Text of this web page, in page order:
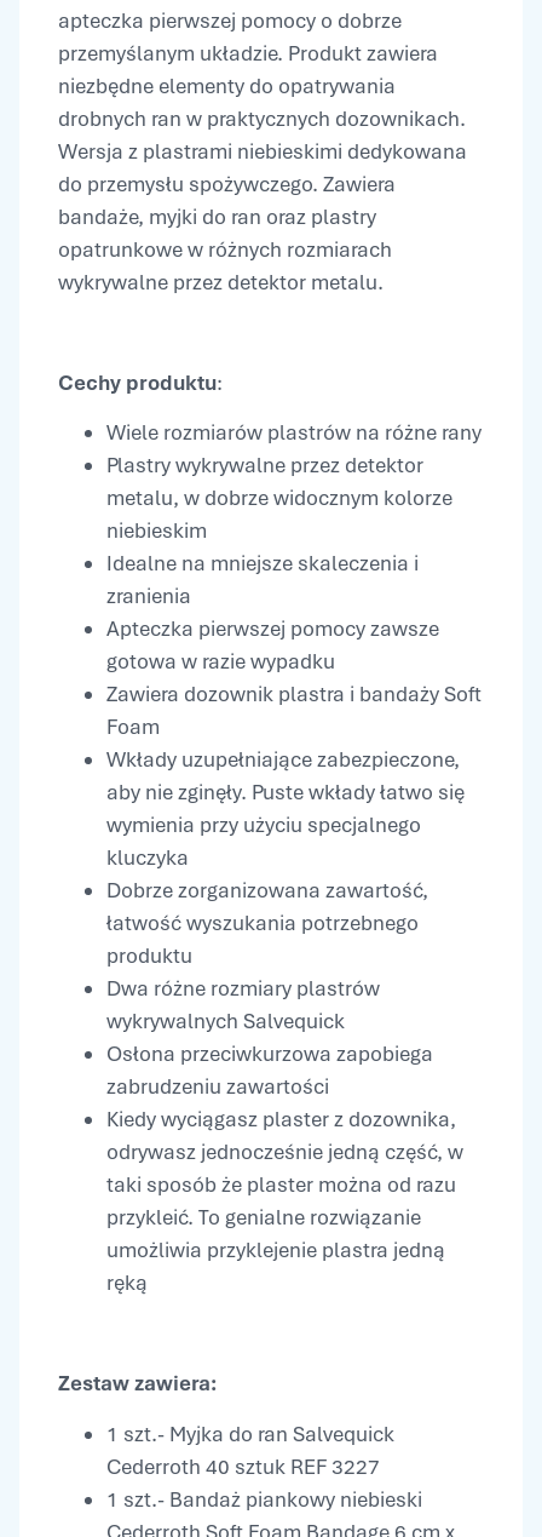
apteczka pierwszej pomocy o dobrze
przemyślanym układzie. Produkt zawiera
niezbędne elementy do opatrywania
drobnych ran w praktycznych dozownikach.
Wersja z plastrami niebieskimi dedykowana
do przemysłu spożywczego. Zawiera
bandaże, myjki do ran oraz plastry
opatrunkowe w różnych rozmiarach
wykrywalne przez detektor metalu.
Cechy produktu:
Wiele rozmiarów plastrów na różne rany
Plastry wykrywalne przez detektor
metalu, w dobrze widocznym kolorze
niebieskim
Idealne na mniejsze skaleczenia i
zranienia
Apteczka pierwszej pomocy zawsze
gotowa w razie wypadku
Zawiera dozownik plastra i bandaży Soft
Foam
Wkłady uzupełniające zabezpieczone,
aby nie zginęły. Puste wkłady łatwo się
wymienia przy użyciu specjalnego
kluczyka
Dobrze zorganizowana zawartość,
łatwość wyszukania potrzebnego
produktu
Dwa różne rozmiary plastrów
wykrywalnych Salvequick
Osłona przeciwkurzowa zapobiega
zabrudzeniu zawartości
Kiedy wyciągasz plaster z dozownika,
odrywasz jednocześnie jedną część, w
taki sposób że plaster można od razu
przykleić. To genialne rozwiązanie
umożliwia przyklejenie plastra jedną
ręką
Zestaw zawiera:
1 szt.- Myjka do ran Salvequick
Cederroth 40 sztuk REF 3227
1 szt.- Bandaż piankowy niebieski